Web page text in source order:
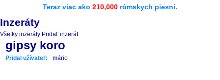
Teraz viac ako 210,000 rómskych piesní.
Inzeráty
Všetky inzeráty Pridať inzerát
gipsy koro
Pridal užívateľ: mário